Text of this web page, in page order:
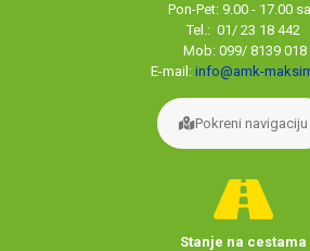
Pon-Pet: 9.00 - 17.00
Tel.: 01/ 23 18 442
Mob: 099/ 8139 018
E-mail: info@amk-
Pokreni navigaciju
Stanje na cestama